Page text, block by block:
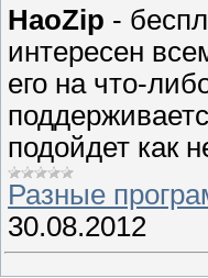
HaoZip -
интересен
его на что-
подойдет как
Разные
30.08.2012